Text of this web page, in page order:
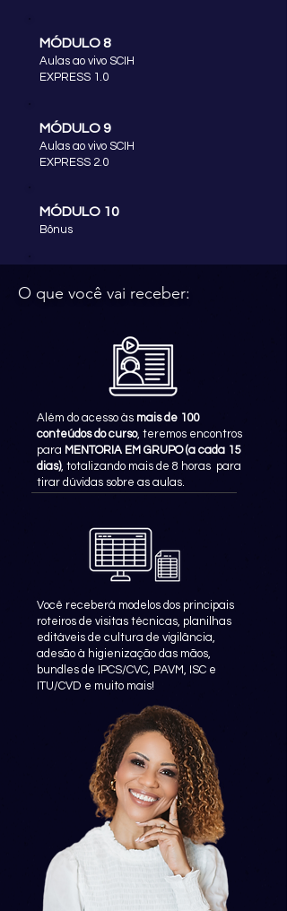
MÓDULO 8
Aulas ao vivo SCIH
EXPRESS 1.0
MÓDULO 9
Aulas ao vivo SCIH
EXPRESS 2.0
MÓDULO 10
Bônus
Masterclass
O que você vai receber:
Além do acesso às mais de 100
conteúdos do curso, teremos encontros
para MENTORIA EM GRUPO (a cada 15
dias), totalizando mais de 8 horas para
tirar dúvidas sobre as aulas.
Você receberá modelos dos principais
roteiros de visitas técnicas, planilhas
editáveis de cultura de vigilância,
adesão à higienização das mãos,
bundles de IPCS/CVC, PAVM, ISC e
ITU/CVD e muito mais!